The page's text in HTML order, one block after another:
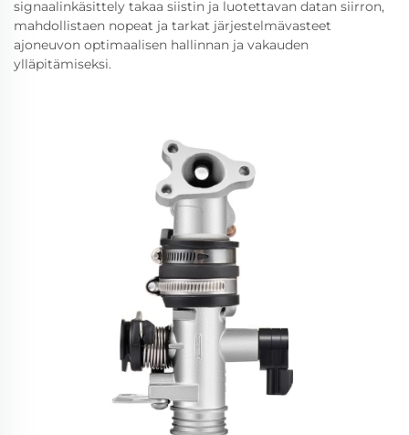
signaalinkäsittely takaa siistin ja luotettavan datan siirron,
mahdollistaen nopeat ja tarkat järjestelmävasteet
ajoneuvon optimaalisen hallinnan ja vakauden
ylläpitämiseksi.